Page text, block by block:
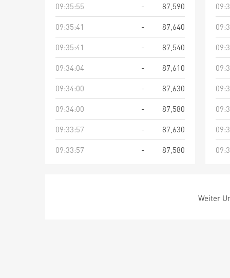
09:35:55
-
87,590
09:35:41
-
87,640
09:35:41
-
87,540
09:34:04
-
87,610
09:34:00
-
87,630
09:34:00
-
87,580
09:33:57
-
87,630
09:33:57
- 87,580
Weiter